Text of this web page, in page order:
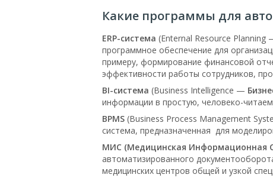
Какие программы для
ERP-система (Enternal Resource Planning
программное обеспечение для
примеру, формирование финансовой
эффективности работы сотрудников,
BI-система (Business Intelligence —
информации в простую, человеко-
BPMS (Business Process Management
система, предназначенная для
МИС (Медицинская Информационная
автоматизированного
медицинских центров общей и узкой